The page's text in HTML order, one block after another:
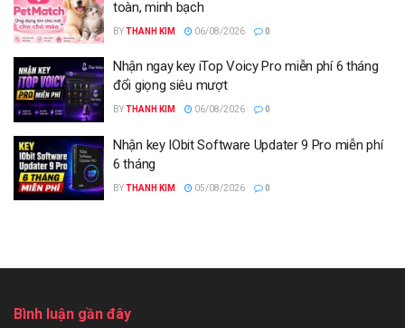
toàn, minh bạch
BYTHANH KIM 06/08/2026 0
Nhận ngay key iTop Voicy Pro miễn phí 6 tháng
đổi giọng siêu mượt
BYTHANH KIM 06/08/2026 0
Nhận key IObit Software Updater 9 Pro miễn phí
6 tháng
BYTHANH KIM 05/08/2026 0
Bình luận gần đây